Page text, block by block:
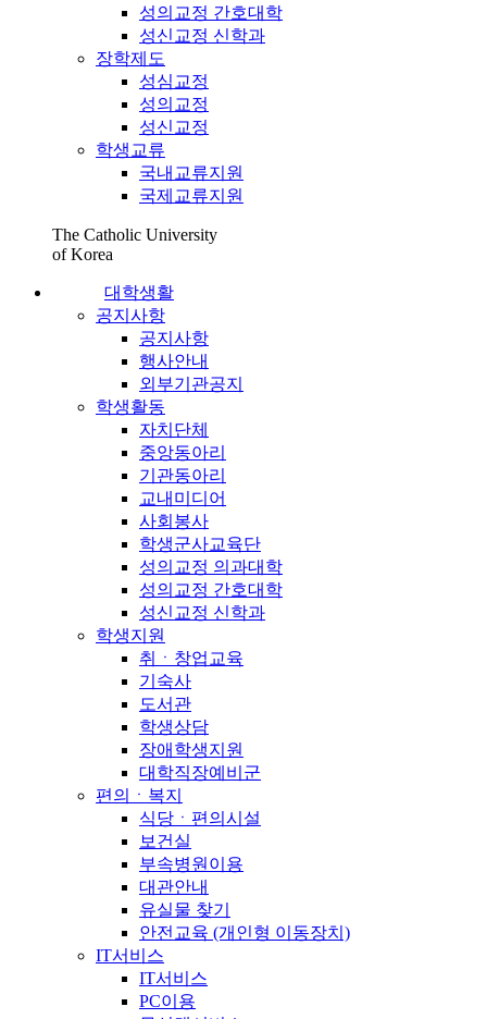
성의교정 간호대학
성신교정 신학과
장학제도
성심교정
성의교정
성신교정
학생교류
국내교류지원
국제교류지원
The Catholic University
of Korea
대학생활
공지사항
공지사항
행사안내
외부기관공지
학생활동
자치단체
중앙동아리
기관동아리
교내미디어
사회봉사
학생군사교육단
성의교정 의과대학
성의교정 간호대학
성신교정 신학과
학생지원
취ㆍ창업교육
기숙사
도서관
학생상담
장애학생지원
대학직장예비군
편의ㆍ복지
식당ㆍ편의시설
보건실
부속병원이용
대관안내
유실물 찾기
안전교육 (개인형 이동장치)
IT서비스
IT서비스
PC이용